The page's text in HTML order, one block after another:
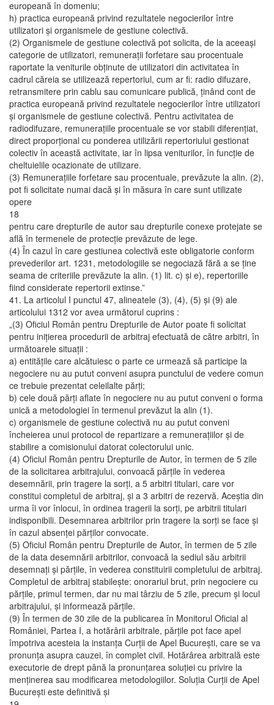
europeană în domeniu;
h) practica europeană privind rezultatele negocierilor între
utilizatori şi organismele de gestiune colectivă.
(2) Organismele de gestiune colectivă pot solicita, de la aceeaşi
categorie de utilizatori, remuneraţii forfetare sau procentuale
raportate la veniturile obţinute de utilizatori din activitatea în
cadrul căreia se utilizează repertoriul, cum ar fi: radio difuzare,
retransmitere prin cablu sau comunicare publică, ţinând cont de
practica europeană privind rezultatele negocierilor între utilizatori
şi organismele de gestiune colectivă. Pentru activitatea de
radiodifuzare, remuneraţiile procentuale se vor stabili diferenţiat,
direct proporţional cu ponderea utilizării repertoriului gestionat
colectiv în această activitate, iar în lipsa veniturilor, în funcţie de
cheltuielile ocazionate de utilizare.
(3) Remuneraţiile forfetare sau procentuale, prevăzute la alin. (2),
pot fi solicitate numai dacă şi în măsura în care sunt utilizate
opere
18
pentru care drepturile de autor sau drepturile conexe protejate se
află în termenele de protecţie prevăzute de lege.
(4) În cazul în care gestiunea colectivă este obligatorie conform
prevederilor art. 1231, metodologiile se negociază fără a se ţine
seama de criteriile prevăzute la alin. (1) lit. c) şi e), repertoriile
fiind considerate repertorii extinse.”
41. La articolul I punctul 47, alineatele (3), (4), (5) şi (9) ale
articolului 1312 vor avea următorul cuprins :
„(3) Oficiul Român pentru Drepturile de Autor poate fi solicitat
pentru iniţierea procedurii de arbitraj efectuată de către arbitri, în
următoarele situaţii :
a) entităţile care alcătuiesc o parte ce urmează să participe la
negociere nu au putut conveni asupra punctului de vedere comun
ce trebuie prezentat celeilalte părţi;
b) cele două părţi aflate în negociere nu au putut conveni o forma
unică a metodologiei în termenul prevăzut la alin (1).
c) organismele de gestiune colectivă nu au putut conveni
încheierea unui protocol de repartizare a remuneraţiilor şi de
stabilire a comisionului datorat colectorului unic.
(4) Oficiul Român pentru Drepturile de Autor, în termen de 5 zile
de la solicitarea arbitrajului, convoacă părţile în vederea
desemnării, prin tragere la sorţi, a 5 arbitri titulari, care vor
constitui completul de arbitraj, şi a 3 arbitri de rezervă. Aceştia din
urma îi vor înlocui, în ordinea tragerii la sorţi, pe arbitrii titulari
indisponibili. Desemnarea arbitrilor prin tragere la sorţi se face şi
în cazul absenţei părţilor convocate.
(5) Oficiul Român pentru Drepturile de Autor, în termen de 5 zile
de la data desemnării arbitrilor, convoacă la sediul său arbitrii
desemnaţi şi părţile, în vederea constituirii completului de arbitraj.
Completul de arbitraj stabileşte: onorariul brut, prin negociere cu
părţile, primul termen, dar nu mai târziu de 5 zile, precum şi locul
arbitrajului, şi informează părţile.
(9) În termen de 30 zile de la publicarea în Monitorul Oficial al
României, Partea I, a hotărârii arbitrale, părţile pot face apel
împotriva acesteia la instanţa Curţii de Apel Bucureşti, care se va
pronunţa asupra cauzei, în complet civil. Hotărârea arbitrală este
executorie de drept până la pronunţarea soluţiei cu privire la
menţinerea sau modificarea metodologiilor. Soluţia Curţii de Apel
Bucureşti este definitivă şi